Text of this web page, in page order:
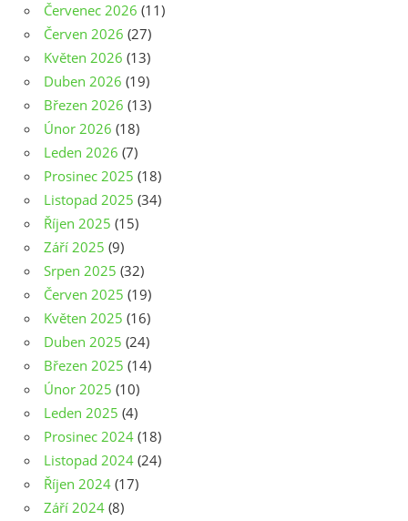
Červenec 2026 (11)
Červen 2026 (27)
Květen 2026 (13)
Duben 2026 (19)
Březen 2026 (13)
Únor 2026 (18)
Leden 2026 (7)
Prosinec 2025 (18)
Listopad 2025 (34)
Říjen 2025 (15)
Září 2025 (9)
Srpen 2025 (32)
Červen 2025 (19)
Květen 2025 (16)
Duben 2025 (24)
Březen 2025 (14)
Únor 2025 (10)
Leden 2025 (4)
Prosinec 2024 (18)
Listopad 2024 (24)
Říjen 2024 (17)
Září 2024 (8)